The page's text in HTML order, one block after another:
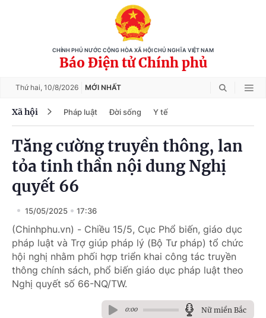
CHÍNH PHỦ NƯỚC CỘNG HÒA XÃ HỘI CHỦ NGHĨA VIỆT NAM
Báo Điện tử Chính phủ
Thứ hai, 10/8/2026 MỚI NHẤT
Xã hội Pháp luật Đời sống Y tế
Tăng cường truyền thông, lan
tỏa tinh thần nội dung Nghị
quyết 66
15/05/2025 17:36
(Chinhphu.vn) - Chiều 15/5, Cục Phổ biến, giáo dục
pháp luật và Trợ giúp pháp lý (Bộ Tư pháp) tổ chức
hội nghị nhằm phối hợp triển khai công tác truyền
thông chính sách, phổ biến giáo dục pháp luật theo
Nghị quyết số 66-NQ/TW.
0:00 Nữ miền Bắc